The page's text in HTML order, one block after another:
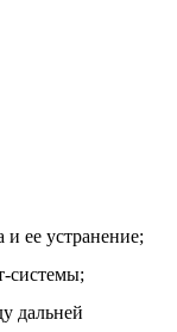
и ее устранение;
системы;
дальней